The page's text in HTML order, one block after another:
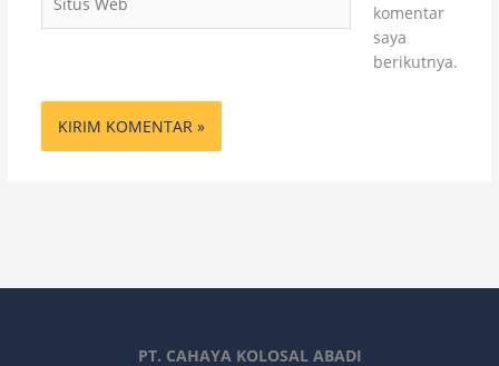
Web
komentar
saya
berikutnya.
PT. CAHAYA KOLOSAL ABADI